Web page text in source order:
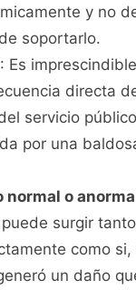
y no
soportarlo.
: Es
directa
servicio
por una
normal o
surgir
como
un daño